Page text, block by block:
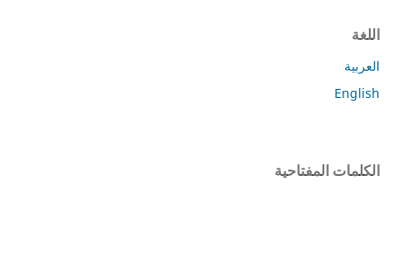
اللغة
العربية
English
الكلمات المفتاحية